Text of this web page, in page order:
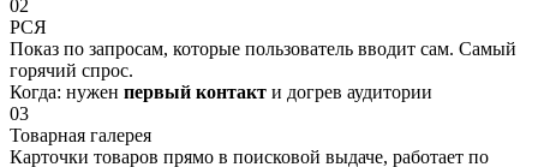
02
РСЯ
Показ по запросам, которые пользователь вводит сам. Самый
горячий спрос.
Когда: нужен первый контакт и догрев аудитории
03
Товарная галерея
Карточки товаров прямо в поисковой выдаче, работает по